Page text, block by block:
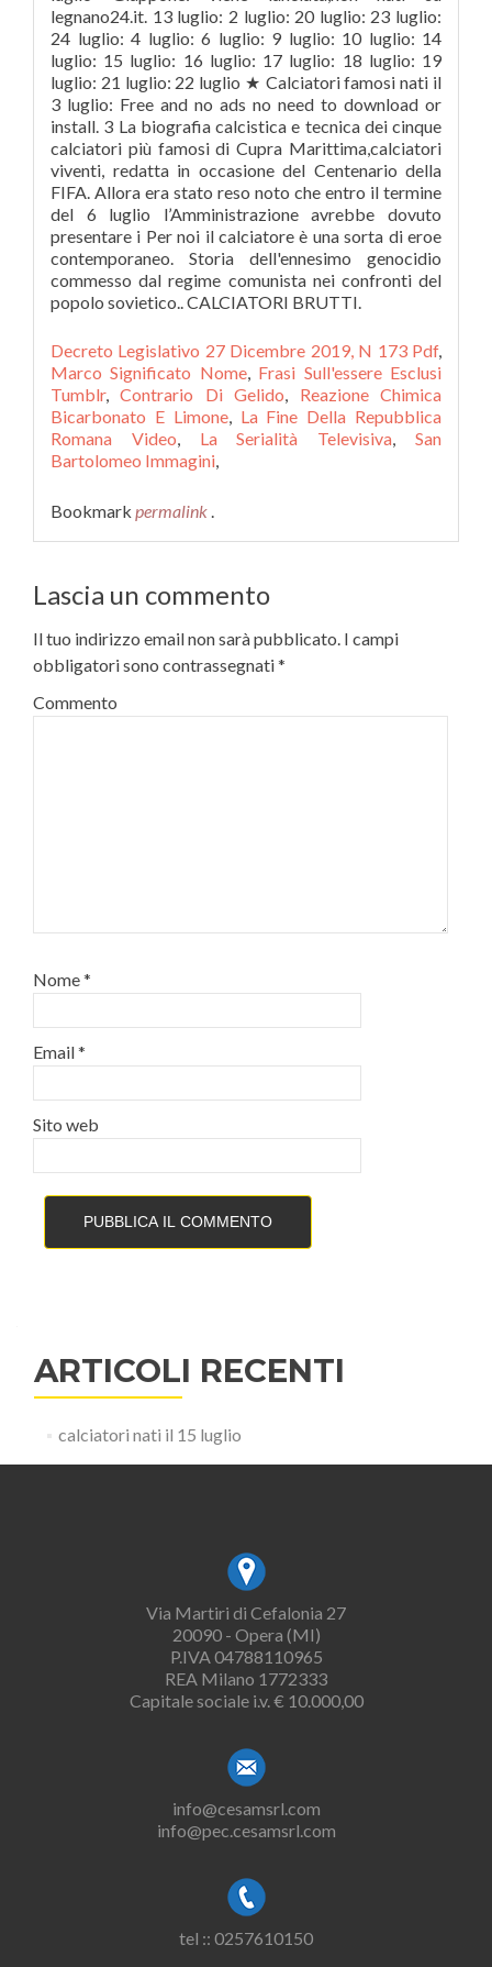
Decreto Legislativo 27 Dicembre 2019, N 173 Pdf,
Marco Significato Nome, Frasi Sull'essere Esclusi
Tumblr,Contrario Di Gelido, Reazione Chimica
Bicarbonato E Limone, La Fine Della Repubblica
Romana Video, La Serialità Televisiva,San
Bartolomeo Immagini,
Bookmark permalink .
Lascia un commento
Il tuo indirizzo email non sarà pubblicato. I campi
obbligatori sono contrassegnati*
Commento
Nome*
Email*
Sito web
ARTICOLI RECENTI
calciatori nati il 15 luglio
Via Martiri di Cefalonia 27
20090 - Opera (MI)
P.IVA 04788110965
REA Milano 1772333
Capitale sociale i.v. € 10.000,00
info@cesamsrl.com
info@pec.cesamsrl.com
tel :: 0257610150